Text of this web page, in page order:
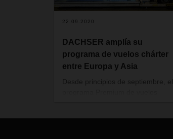
22.09.2020
DACHSER amplía su
programa de vuelos chárter
entre Europa y Asia
Desde principios de septiembre, el